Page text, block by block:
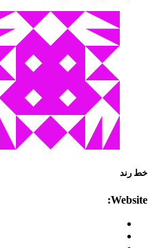
خط رند
Website: